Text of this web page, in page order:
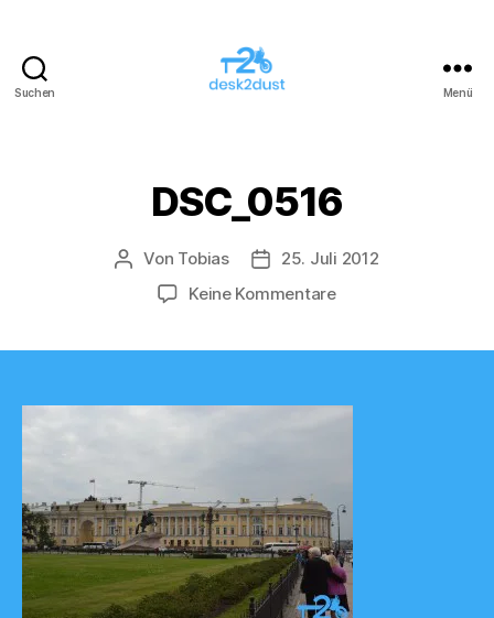
Suchen Menü
DSC_0516
Beitragsautor
Von Tobias Veröffentlichungsdatum
25. Juli 2012
Keine Kommentarezu